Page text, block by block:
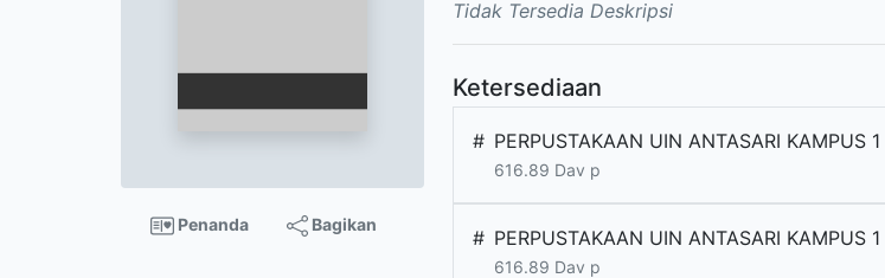
Penanda Bagikan
Tidak Tersedia Deskripsi
Ketersediaan
# PERPUSTAKAAN UIN ANTASARI KAMPUS 1
616.89 Dav p
# PERPUSTAKAAN UIN ANTASARI KAMPUS 1
616.89 Dav p